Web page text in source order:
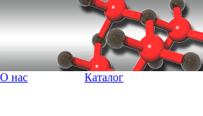
О нас Каталог